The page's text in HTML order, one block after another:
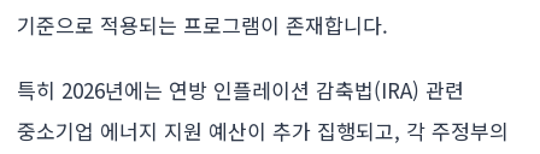
기준으로 적용되는 프로그램이 존재합니다.
특히 2026년에는 연방 인플레이션 감축법(IRA) 관련
중소기업 에너지 지원 예산이 추가 집행되고, 각 주정부의